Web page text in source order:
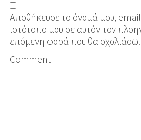
Αποθήκευσε το όνομά μου,
ιστότοπο μου σε αυτόν τον
επόμενη φορά που θα σχολιάσω.
Comment